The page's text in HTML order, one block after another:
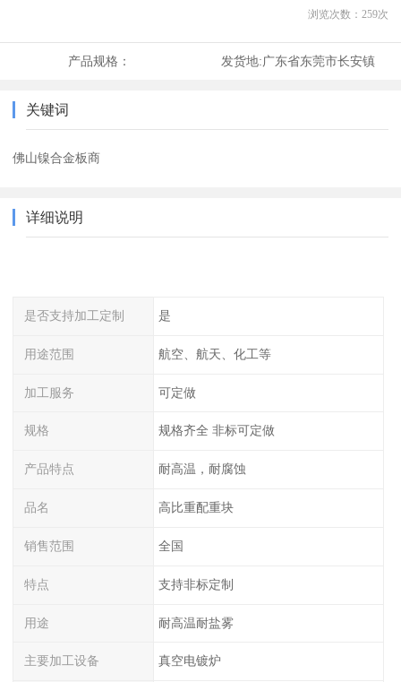
浏览次数： 259次
产品规格： 发货地:广东省东莞市长安镇
关键词
佛山镍合金板商
详细说明
是否支持加工定制 是
用途范围 航空、航天、化工等
加工服务 可定做
规格 规格齐全 非标可定做
产品特点 耐高温，耐腐蚀
品名 高比重配重块
销售范围 全国
特点 支持非标定制
用途 耐高温耐盐雾
主要加工设备 真空电镀炉